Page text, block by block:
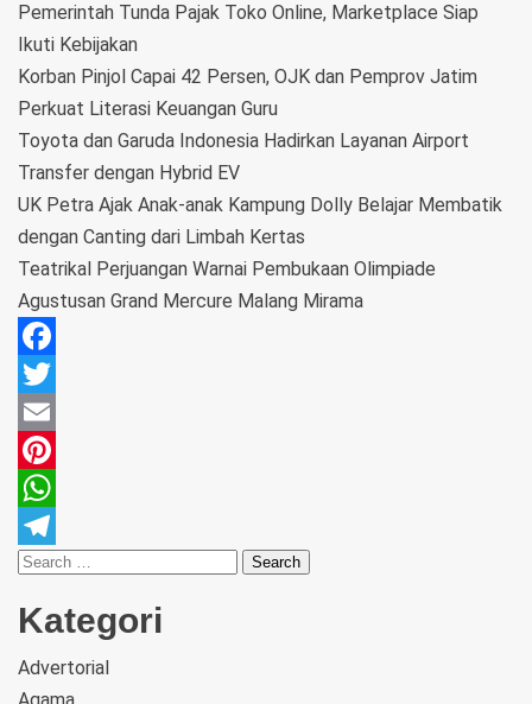
Pemerintah Tunda Pajak Toko Online, Marketplace Siap
Ikuti Kebijakan
Korban Pinjol Capai 42 Persen, OJK dan Pemprov Jatim
Perkuat Literasi Keuangan Guru
Toyota dan Garuda Indonesia Hadirkan Layanan Airport
Transfer dengan Hybrid EV
UK Petra Ajak Anak-anak Kampung Dolly Belajar Membatik
dengan Canting dari Limbah Kertas
Teatrikal Perjuangan Warnai Pembukaan Olimpiade
Agustusan Grand Mercure Malang Mirama
Facebook
Twitter
Email
Pinterest
WhatsApp
Telegram
Kategori
Advertorial